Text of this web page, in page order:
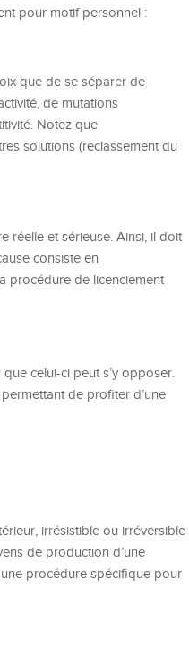
pour motif personnel :
que de se séparer de
de mutations
Notez que
solutions (reclassement du
réelle et sérieuse. Ainsi, il doit
consiste en
procédure de licenciement
celui-ci peut s’y opposer.
de profiter d’une
irrésistible ou irréversible
de production d’une
une procédure spécifique pour